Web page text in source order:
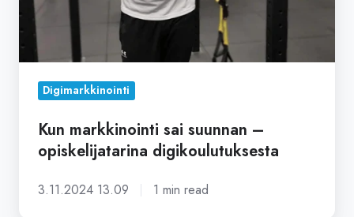
Digimarkkinointi
Kun markkinointi sai suunnan –
opiskelijatarina digikoulutuksesta
3.11.2024 13.09 1 min read